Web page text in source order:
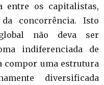
entre os capitalistas,
concorrência. Isto
não deva ser
indiferenciada de
compor uma estrutura
diversificada